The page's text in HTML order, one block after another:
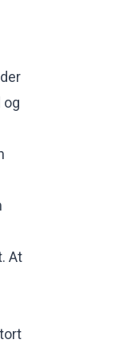
og
At